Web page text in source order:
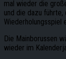
mal wieder die
und die dazu
Wiederholungsspiel
Die Mainborussen
wieder im